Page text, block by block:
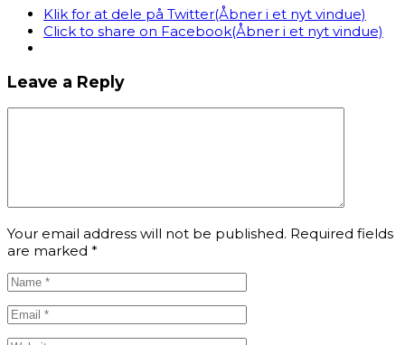
Klik for at dele på Twitter(Åbner i et nyt vindue)
Click to share on Facebook(Åbner i et nyt vindue)
Leave a Reply
Your email address will not be published. Required fields
are marked *